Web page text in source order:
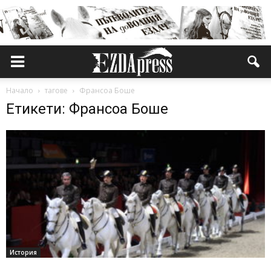
Начало тагове Франсоа Боше
Етикети: Франсоа Боше
История